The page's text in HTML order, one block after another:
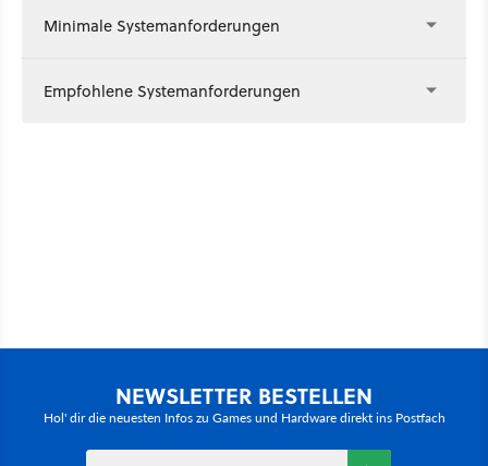
Minimale Systemanforderungen
Empfohlene Systemanforderungen
NEWSLETTER BESTELLEN
Hol' dir die neuesten Infos zu Games und Hardware direkt ins Postfach